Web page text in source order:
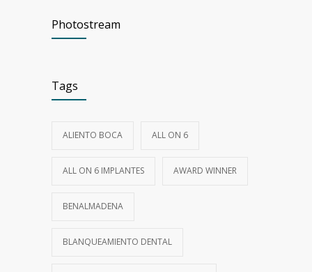
28 FEBRERO 2024
9 AGOSTO 2022
Photostream
Tags
ALIENTO BOCA ALL ON 6
ALL ON 6 IMPLANTES AWARD WINNER
BENALMADENA
BLANQUEAMIENTO DENTAL